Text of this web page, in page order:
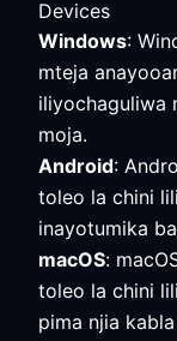
Devices
Windows:
mteja
iliyochaguliwa
moja.
Android:
toleo la chini
inayotumika
macOS:
toleo la chini
pima njia